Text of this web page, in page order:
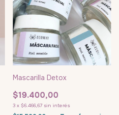
Mascarilla Detox
$19.400,00
3 x $6.466,67 sin interés